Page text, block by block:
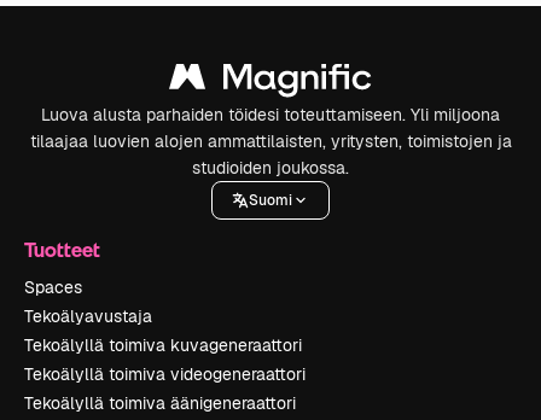
Luova alusta parhaiden töidesi toteuttamiseen. Yli miljoona
tilaajaa luovien alojen ammattilaisten, yritysten, toimistojen ja
studioiden joukossa.
Suomi
Tuotteet
Spaces
Tekoälyavustaja
Tekoälyllä toimiva kuvageneraattori
Tekoälyllä toimiva videogeneraattori
Tekoälyllä toimiva äänigeneraattori